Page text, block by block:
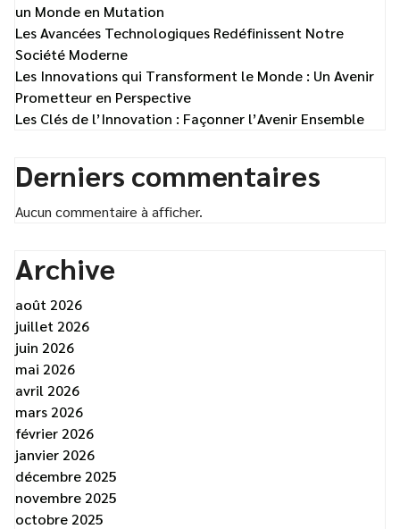
un Monde en Mutation
Les Avancées Technologiques Redéfinissent Notre
Société Moderne
Les Innovations qui Transforment le Monde : Un Avenir
Prometteur en Perspective
Les Clés de l’Innovation : Façonner l’Avenir Ensemble
Derniers commentaires
Aucun commentaire à afficher.
Archive
août 2026
juillet 2026
juin 2026
mai 2026
avril 2026
mars 2026
février 2026
janvier 2026
décembre 2025
novembre 2025
octobre 2025